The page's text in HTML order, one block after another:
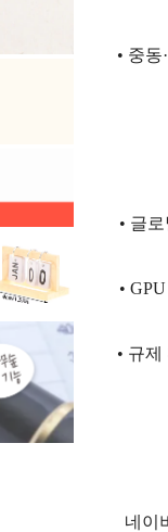
• 중동
• 글
•
• 규제
네이